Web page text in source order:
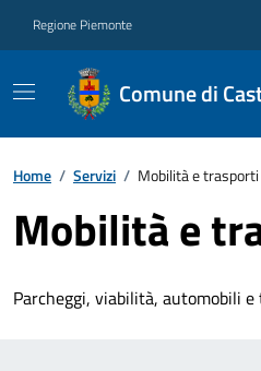
Regione Piemonte
Comune di
Home / Servizi / Mobilità e trasporti
Mobilità e
Parcheggi, viabilità, automobili